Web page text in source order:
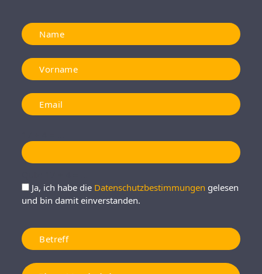
Ja, ich habe die Datenschutzbestimmungen gelesen
und bin damit einverstanden.